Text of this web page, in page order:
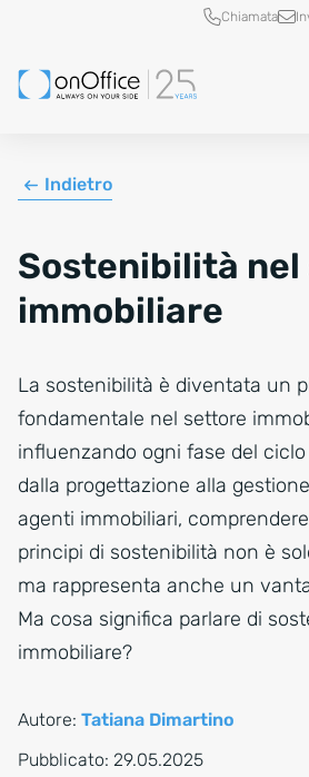
Accesso rapido
Chiamata
Indietro
Sostenibilità
immobiliare
La sostenibilità è diventata un
fondamentale nel settore
influenzando ogni fase del
dalla progettazione alla
agenti immobiliari,
principi di sostenibilità non è
ma rappresenta anche un
Ma cosa significa parlare di
immobiliare?
Autore: Tatiana Dimartino
Pubblicato: 29.05.2025